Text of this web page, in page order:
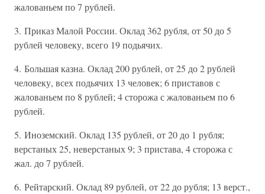
жалованьем по 7 рублей.
3. Приказ Малой России. Оклад 362 рубля, от 50 до 5
рублей человеку, всего 19 подьячих.
4. Большая казна. Оклад 200 рублей, от 25 до 2 рублей
человеку, всех подьячих 13 человек; 6 приставов с
жалованьем по 8 рублей; 4 сторожа с жалованьем по 6
рублей.
5. Иноземский. Оклад 135 рублей, от 20 до 1 рубля;
верстаных 25, неверстаных 9; 3 пристава, 4 сторожа с
жал. до 7 рублей.
6. Рейтарский. Оклад 89 рублей, от 22 до рубля; 13 верст.,